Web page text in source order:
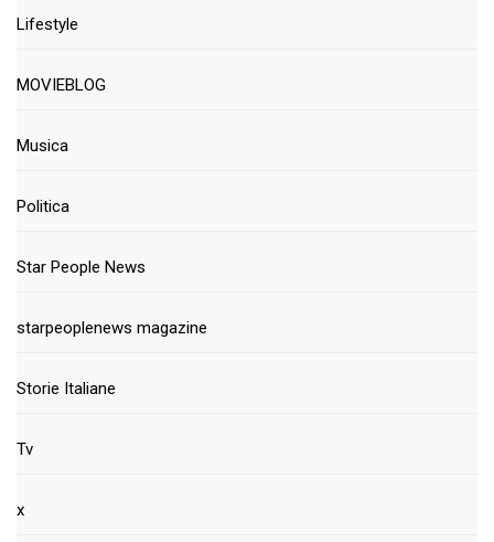
Lifestyle
MOVIEBLOG
Musica
Politica
Star People News
starpeoplenews magazine
Storie Italiane
Tv
x